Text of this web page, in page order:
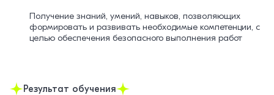
Получение знаний, умений, навыков, позволяющих
формировать и развивать необходимые компетенции, с
целью обеспечения безопасного выполнения работ
Результат обучения